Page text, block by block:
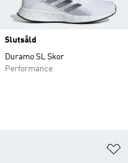
Slutsåld
Duramo SL Skor
Performance